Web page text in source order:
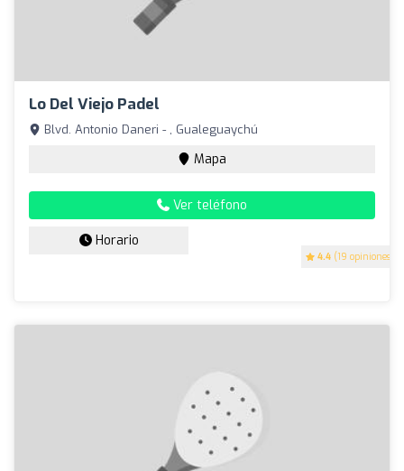
Lo Del Viejo Padel
4.4 (19 opiniones)
Blvd. Antonio Daneri - , Gualeguaychú
Mapa
Ver teléfono
Horario